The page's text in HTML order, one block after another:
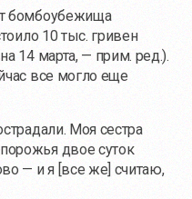
бомбоубежища
10 тыс. гривен
14 марта, — прим. ред.).
все могло еще
Моя сестра
двое суток
— и я [все же] считаю,